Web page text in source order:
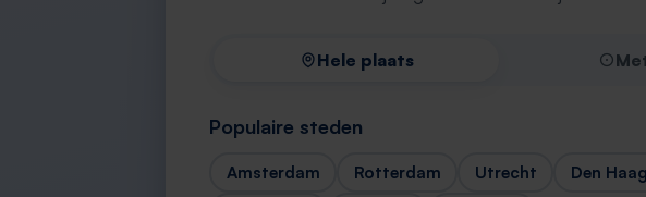
Hele plaats
Populaire steden
Amsterdam Rotterdam Utrecht Den Haag